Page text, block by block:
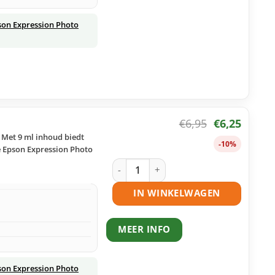
Expression Photo
9 ml inhoud biedt
Expression Photo
Expression Photo
€6,95 €6,25
-10%
Epson 24 (T2423) inktcartridge
IN WINKELWAGEN
MEER INFO